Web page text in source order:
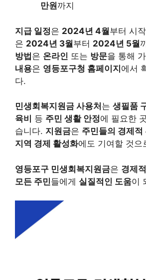
만원까지
지급 일정은 2024년 4월부터 시
은 2024년 3월부터 2024년 5월
방법은 온라인 또는 방문을 통해
내용은 영등포구청 홈페이지에서
다.
민생회복지원금 사용처 는 생필품
육비
등 주민 생활 안정에 필요한
습니다. 지원금은 주민들의 경제적
지역 경제 활성화에도 기여할 것으
영등포구 민생회복지원금은 경제
모든 주민들에게 실질적인 도움이